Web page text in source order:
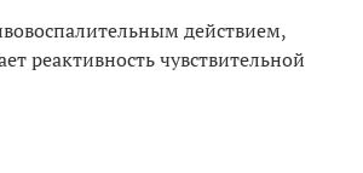
действием,
реактивность чувствительной